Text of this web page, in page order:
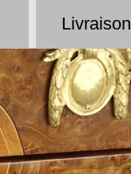
Livraison